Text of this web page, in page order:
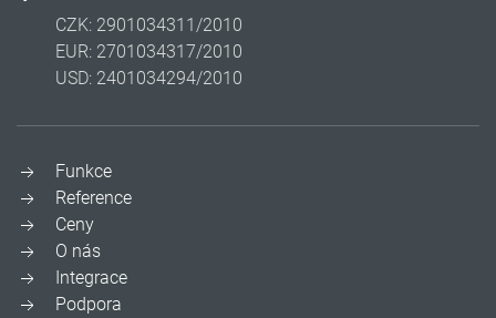
CZK: 2901034311/2010
EUR: 2701034317/2010
USD: 2401034294/2010
Funkce
Reference
Ceny
O nás
Integrace
Podpora